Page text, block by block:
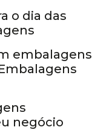
o dia das
embalagens
negócio